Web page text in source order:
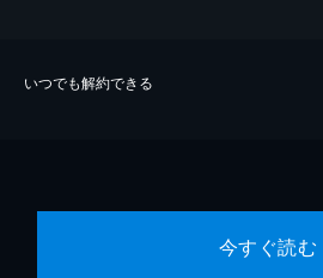
いつでも解約できる
今すぐ読む